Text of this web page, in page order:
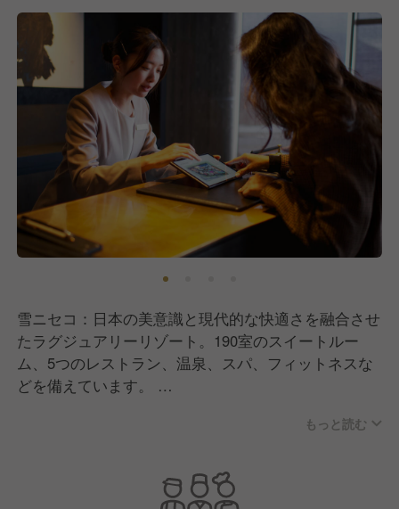
雪ニセコ：日本の美意識と現代的な快適さを融合させ
たラグジュアリーリゾート。190室のスイートルー
ム、5つのレストラン、温泉、スパ、フィットネスな
どを備えています。
One Michelin Key Hotel にも選ばれ、国内外から注目
もっと読む